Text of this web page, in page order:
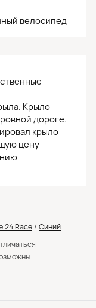
велосипед
Крыло
дороге.
крыло
цену -
24 Race / Синий